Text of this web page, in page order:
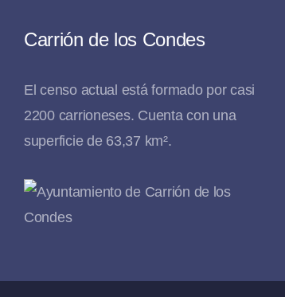
Carrión de los Condes
El censo actual está formado por casi
2200 carrioneses. Cuenta con una
superficie de 63,37 km².